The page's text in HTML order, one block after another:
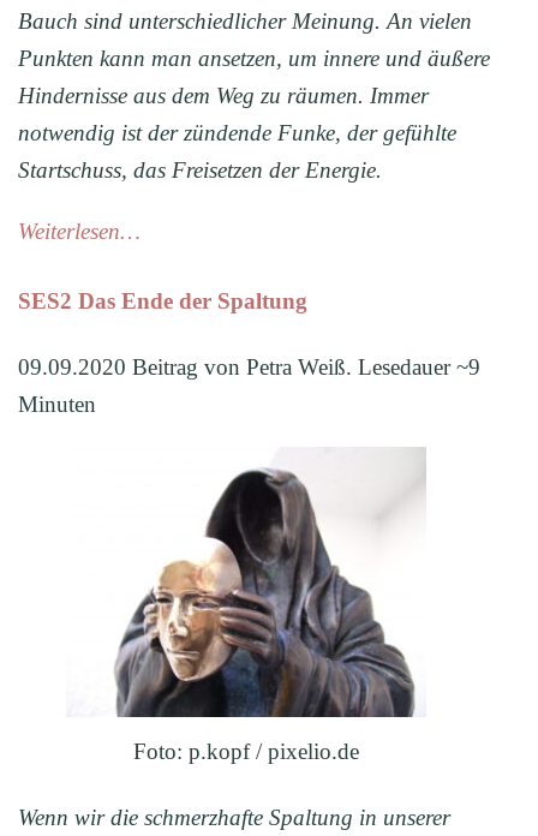
Bauch sind unterschiedlicher Meinung. An vielen
Punkten kann man ansetzen, um innere und äußere
Hindernisse aus dem Weg zu räumen. Immer
notwendig ist der zündende Funke, der gefühlte
Startschuss, das Freisetzen der Energie.
Weiterlesen…
SES2 Das Ende der Spaltung
09.09.2020 Beitrag von Petra Weiß. Lesedauer ~9
Minuten
Foto: p.kopf / pixelio.de
Wenn wir die schmerzhafte Spaltung in unserer